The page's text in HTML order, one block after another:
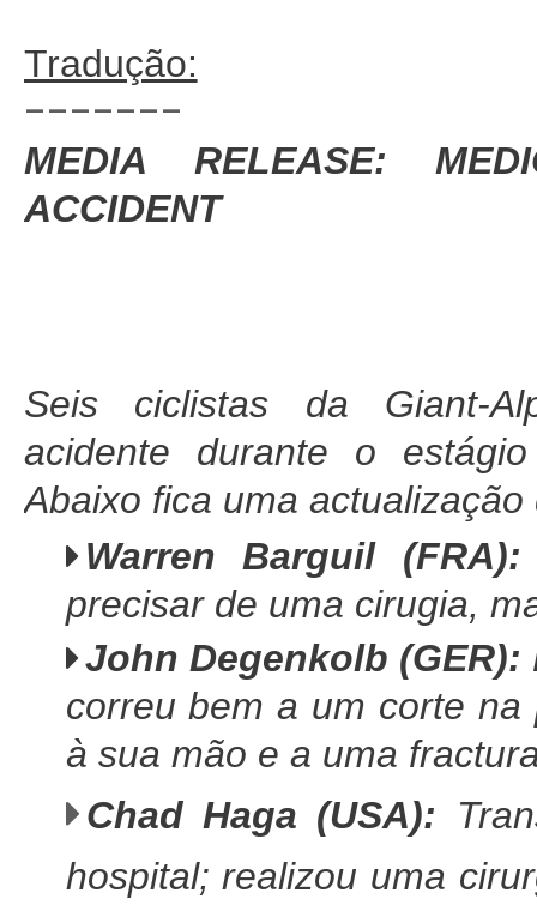
Tradução:
-------
MEDIA RELEASE:
ACCIDENT
Seis ciclistas da Giant-
acidente durante o
Abaixo fica uma
Warren Barguil
precisar de uma cirugia,
John Degenkolb (GER):
correu bem a um corte
à sua mão e a uma
Chad Haga (USA):
hospital; realizou uma